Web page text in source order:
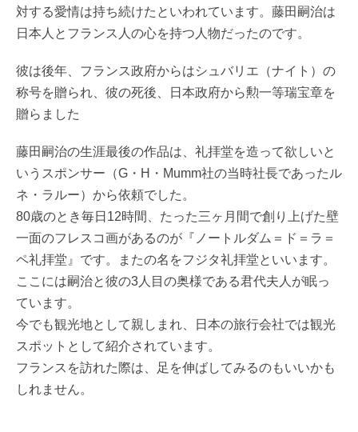
対する愛情は持ち続けたといわれています。藤田嗣治は
日本人とフランス人の心を持つ人物だったのです。
彼は後年、フランス政府からはシュバリエ（ナイト）の
称号を贈られ、彼の死後、日本政府から勲一等瑞宝章を
贈らました
藤田嗣治の生涯最後の作品は、礼拝堂を造って欲しいと
いうスポンサー（G・H・Mumm社の当時社長であったル
ネ・ラルー）から依頼でした。
80歳のとき毎日12時間、たった三ヶ月間で創り上げた壁
一面のフレスコ画があるのが『ノートルダム＝ド＝ラ＝
ペ礼拝堂』です。またの名をフジタ礼拝堂といいます。
ここには嗣治と彼の3人目の奥様である君代夫人が眠っ
ています。
今でも観光地として親しまれ、日本の旅行会社では観光
スポットとして紹介されています。
フランスを訪れた際は、足を伸ばしてみるのもいいかも
しれません。